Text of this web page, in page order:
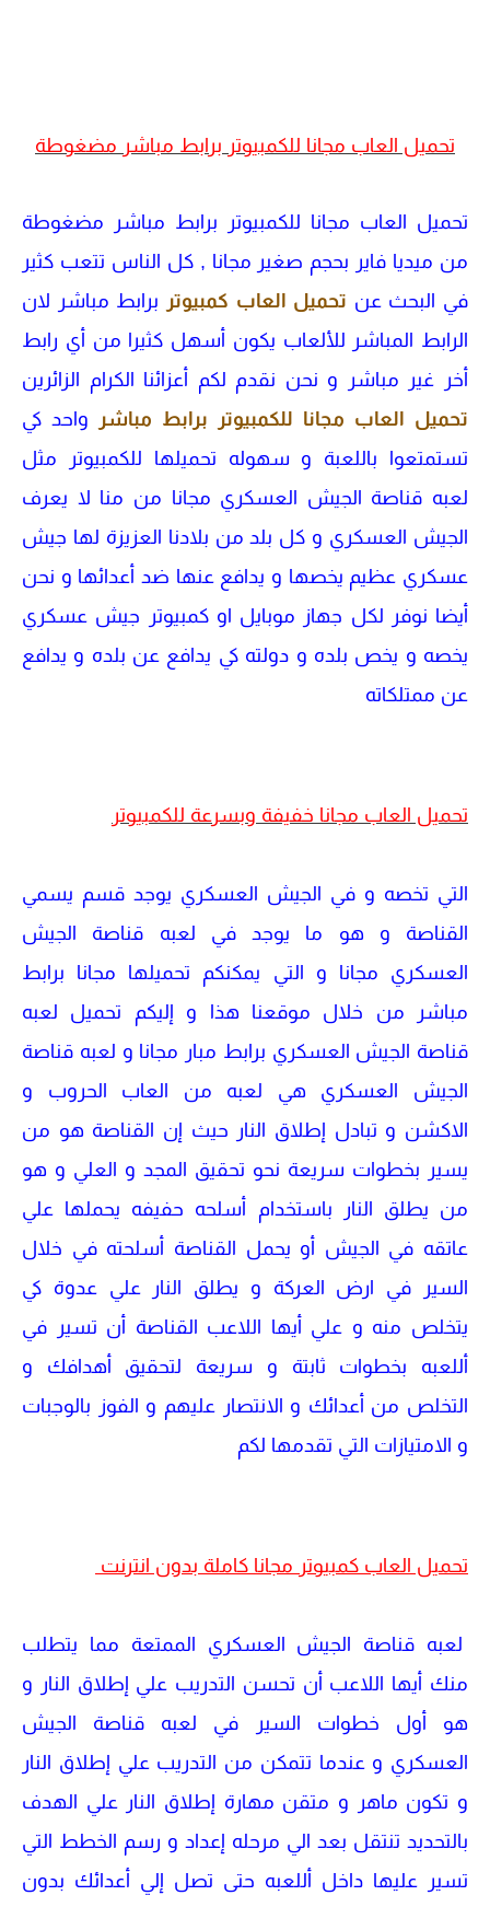
تحميل العاب مجانا للكمبيوتر برابط مباشر مضغوطة
تحميل العاب مجانا للكمبيوتر برابط مباشر مضغوطة
من ميديا فاير بحجم صغير مجانا ,كل الناس تتعب كثير
في البحث عن تحميل العاب كمبيوتر برابط مباشر لان
الرابط المباشر للألعاب يكون أسهل كثيرا من أي رابط
أخر غير مباشر و نحن نقدم لكم أعزائنا الكرام الزائرين
تحميل العاب مجانا للكمبيوتر برابط مباشر
واحد كي
تستمتعوا باللعبة و سهوله تحميلها للكمبيوتر مثل
لعبه قناصة الجيش العسكري مجانا من منا لا يعرف
الجيش العسكري و كل بلد من بلادنا العزيزة لها جيش
عسكري عظيم يخصها و يدافع عنها ضد أعدائها و نحن
أيضا نوفر لكل جهاز موبايل او كمبيوتر جيش عسكري
يخصه و يخص بلده و دولته كي يدافع عن بلده و يدافع
عن ممتلكاته
تحميل العاب مجانا خفيفة وبسرعة للكمبيوتر
التي تخصه و في الجيش العسكري يوجد قسم يسمي
القناصة و هو ما يوجد في لعبه قناصة الجيش
العسكري مجانا و التي يمكنكم تحميلها مجانا برابط
مباشر من خلال موقعنا هذا و إليكم تحميل لعبه
قناصة الجيش العسكري برابط مبار مجانا و لعبه قناصة
الجيش العسكري هي لعبه من العاب الحروب و
الاكشن و تبادل إطلاق النار حيث إن القناصة هو من
يسير بخطوات سريعة نحو تحقيق المجد و العلي و هو
من يطلق النار باستخدام أسلحه حفيفه يحملها علي
عاتقه في الجيش أو يحمل القناصة أسلحته في خلال
السير في ارض العركة و يطلق النار علي عدوة كي
يتخلص منه و علي أيها اللاعب القناصة أن تسير في
أللعبه بخطوات ثابتة و سريعة لتحقيق أهدافك و
التخلص من أعدائك و الانتصار عليهم و الفوز بالوجبات
و الامتيازات التي تقدمها لكم
تحميل العاب كمبيوتر مجانا كاملة بدون انترنت
لعبه قناصة الجيش العسكري الممتعة مما يتطلب
منك أيها اللاعب أن تحسن التدريب علي إطلاق النار و
هو أول خطوات السير في لعبه قناصة الجيش
العسكري و عندما تتمكن من التدريب علي إطلاق النار
و تكون ماهر و متقن مهارة إطلاق النار علي الهدف
بالتحديد تنتقل بعد الي مرحله إعداد و رسم الخطط التي
تسير عليها داخل أللعبه حتى تصل إلي أعدائك بدون